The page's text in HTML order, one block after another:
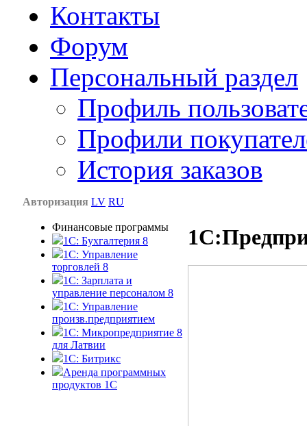
Контакты
Форум
Персональный раздел
Профиль
Профили
История заказов
Авторизация LV RU
Финансовые программы
1С: Бухгалтерия 8
1C: Управление
торговлей 8
1C: Зарплата и
управление персоналом 8
1C: Управление
произв.предприятием
1С: Микропредприятие 8
для Латвии
1C: Битрикс
Аренда программных
продуктов 1С